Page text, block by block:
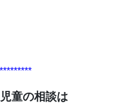
童の相談は